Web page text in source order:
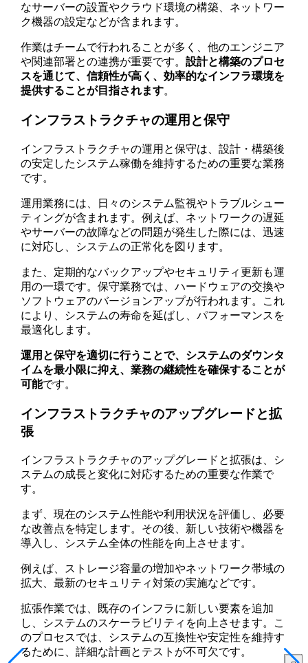
なサーバーの設置やクラウド環境の構築、ネットワー
ク機器の設定などが含まれます。
作業はチームで行われることが多く、他のエンジニア
や関連部署との連携が重要です。設計と構築のプロセ
スを通じて、信頼性が高く、効率的なインフラ環境を
提供することが目指されます。
インフラストラクチャの運用と保守
インフラストラクチャの運用と保守は、設計・構築後
の安定したシステム稼働を維持するための重要な業務
です。
運用業務には、日々のシステム監視やトラブルシュー
ティングが含まれます。例えば、ネットワークの遅延
やサーバーの故障などの問題が発生した際には、迅速
に対応し、システムの正常化を図ります。
また、定期的なバックアップやセキュリティ更新も運
用の一環です。保守業務では、ハードウェアの交換や
ソフトウェアのバージョンアップが行われます。これ
により、システムの寿命を延ばし、パフォーマンスを
最適化します。
運用と保守を適切に行うことで、システムのダウンタ
イムを最小限に抑え、業務の継続性を確保することが
可能です。
インフラストラクチャのアップグレードと拡
張
インフラストラクチャのアップグレードと拡張は、シ
ステムの成長と変化に対応するための重要な作業で
す。
まず、現在のシステム性能や利用状況を評価し、必要
な改善点を特定します。その後、新しい技術や機器を
導入し、システム全体の性能を向上させます。
例えば、ストレージ容量の増加やネットワーク帯域の
拡大、最新のセキュリティ対策の実施などです。
拡張作業では、既存のインフラに新しい要素を追加
し、システムのスケーラビリティを向上させます。こ
のプロセスでは、システムの互換性や安定性を維持す
るために、詳細な計画とテストが不可欠です。